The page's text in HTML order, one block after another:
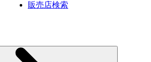
販売店検索